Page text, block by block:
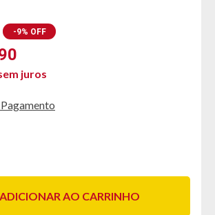
-9% OFF
juros
ADICIONAR AO CARRINHO